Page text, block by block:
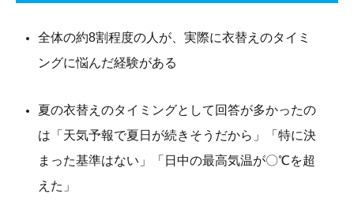
全体の約8割程度の人が、実際に衣替えのタイミ
ングに悩んだ経験がある
夏の衣替えのタイミングとして回答が多かったの
は「天気予報で夏日が続きそうだから」「特に決
まった基準はない」「日中の最高気温が〇℃を超
えた」